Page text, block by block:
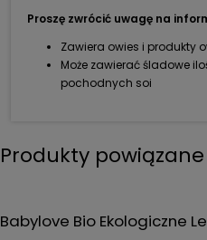
Proszę zwrócić uwagę na
Zawiera owies i produkty
Może zawierać śladowe
pochodnych soi
Produkty powiązane
Babylove Bio Ekologiczne